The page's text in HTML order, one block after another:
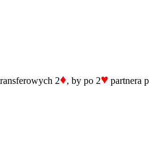
2♦, by po 2♥ partnera